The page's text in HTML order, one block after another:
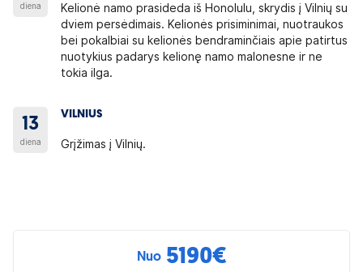
diena
Kelionė namo prasideda iš Honolulu, skrydis į Vilnių su
dviem persėdimais. Kelionės prisiminimai, nuotraukos
bei pokalbiai su kelionės bendraminčiais apie patirtus
nuotykius padarys kelionę namo malonesne ir ne
tokia ilga.
13
diena
VILNIUS
Grįžimas į Vilnių.
Nuo 5190€